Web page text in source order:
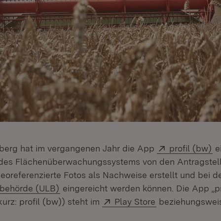
hat im vergangenen Jahr die App Extern:
profil (bw)
Flächenüberwachungssystems von den
Fotos als Nachweise erstellt und bei
(ULB) (Öffnet in neuem Fenster)
eingereicht werden können. Die App
profil (bw)) steht im
Extern:
Play Store (Öffnet in